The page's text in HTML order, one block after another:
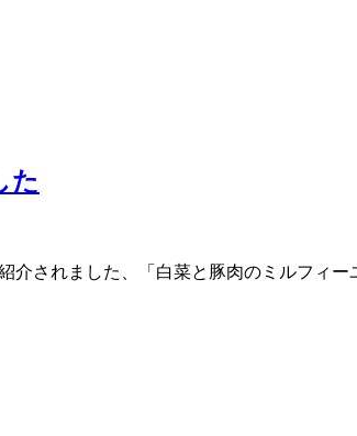
た
介されました、「白菜と豚肉のミルフィ